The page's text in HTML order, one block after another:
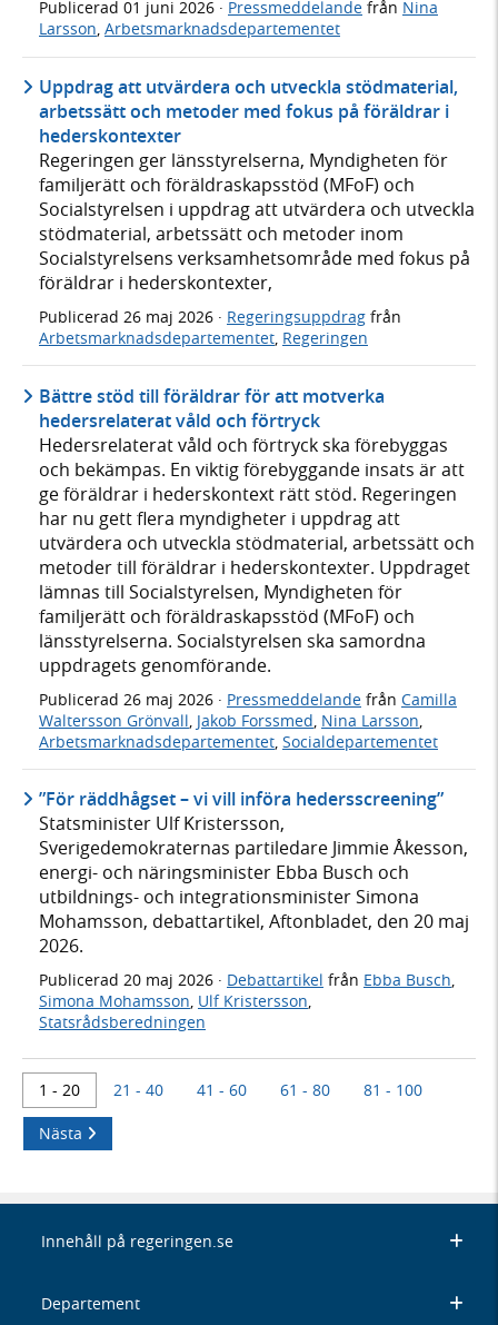
Publicerad 01 juni 2026 · Pressmeddelande från Nina
Larsson, Arbetsmarknadsdepartementet
Uppdrag att utvärdera och utveckla stödmaterial,
arbetssätt och metoder med fokus på föräldrar i
hederskontexter
Regeringen ger länsstyrelserna, Myndigheten för
familjerätt och föräldraskapsstöd (MFoF) och
Socialstyrelsen i uppdrag att utvärdera och utveckla
stödmaterial, arbetssätt och metoder inom
Socialstyrelsens verksamhetsområde med fokus på
föräldrar i hederskontexter,
Publicerad 26 maj 2026 · Regeringsuppdrag från
Arbetsmarknadsdepartementet, Regeringen
Bättre stöd till föräldrar för att motverka
hedersrelaterat våld och förtryck
Hedersrelaterat våld och förtryck ska förebyggas
och bekämpas. En viktig förebyggande insats är att
ge föräldrar i hederskontext rätt stöd. Regeringen
har nu gett flera myndigheter i uppdrag att
utvärdera och utveckla stödmaterial, arbetssätt och
metoder till föräldrar i hederskontexter. Uppdraget
lämnas till Socialstyrelsen, Myndigheten för
familjerätt och föräldraskapsstöd (MFoF) och
länsstyrelserna. Socialstyrelsen ska samordna
uppdragets genomförande.
Publicerad 26 maj 2026 · Pressmeddelande från Camilla
Waltersson Grönvall Jakob Forssmed Nina Larsson
Arbetsmarknadsdepartementet Socialdepartementet
”För räddhågset – vi vill införa hedersscreening”
Statsminister Ulf Kristersson,
Sverigedemokraternas partiledare Jimmie Åkesson,
energi- och näringsminister Ebba Busch och
utbildnings- och integrationsminister Simona
Mohamsson, debattartikel, Aftonbladet, den 20 maj
2026.
Publicerad 20 maj 2026 · Debattartikel från Ebba Busch,
Simona Mohamsson, Ulf Kristersson,
Statsrådsberedningen
1 - 20 21 - 40 41 - 60 61 - 80 81 - 100
Nästa
Innehåll på regeringen.se
Departement